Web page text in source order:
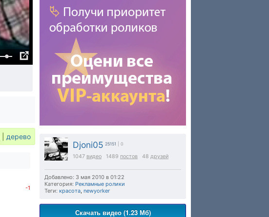
Djoni05 25151 | 0
1047 видео 1489 постов 48 друзей
Добавлено: 3 мая 2010 в 01:22
Категория: Рекламные ролики
Теги: красота, newyorker
Скачать видео (1.23 Мб)
дерево
-1